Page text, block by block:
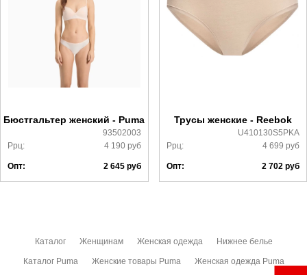
Самовывоз в Москве.
Доставка по России всеми транспортными ТК, а также с
Почтой Росии и СДЭК.
Более детально с условиями доставки и оплаты можно
Бюстгальтер женский - Puma
93502003
Ррц:
4 190руб
Опт: 2 645руб
Трусы женские - Reebok
U410130S5PKA
Ррц:
4 699 руб
Опт: 2 702 руб
Каталог Женщинам Женская одежда Нижнее белье
Каталог Puma Женские товары Puma Женская одежда Puma